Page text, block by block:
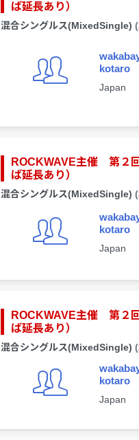
ば延長あり）
混合シングルス(MixedSingle)
kotaro
Japan
ROCKWAVE主催 第２
ば延長あり）
混合シングルス(MixedSingle)
kotaro
Japan
ROCKWAVE主催 第２
ば延長あり）
混合シングルス(MixedSingle)
kotaro
Japan